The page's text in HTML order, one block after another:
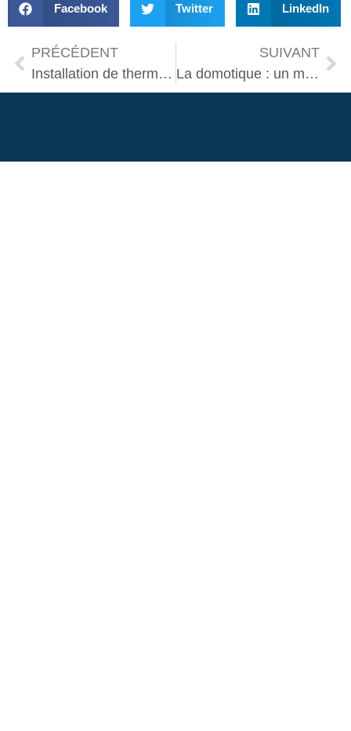
Facebook Twitter LinkedIn
PRÉCÉDENT
Installation de thermostats intelligents : le guide incontournable
SUIVANT
La domotique : un marché en pleine explosion ou simple effet de mode ?